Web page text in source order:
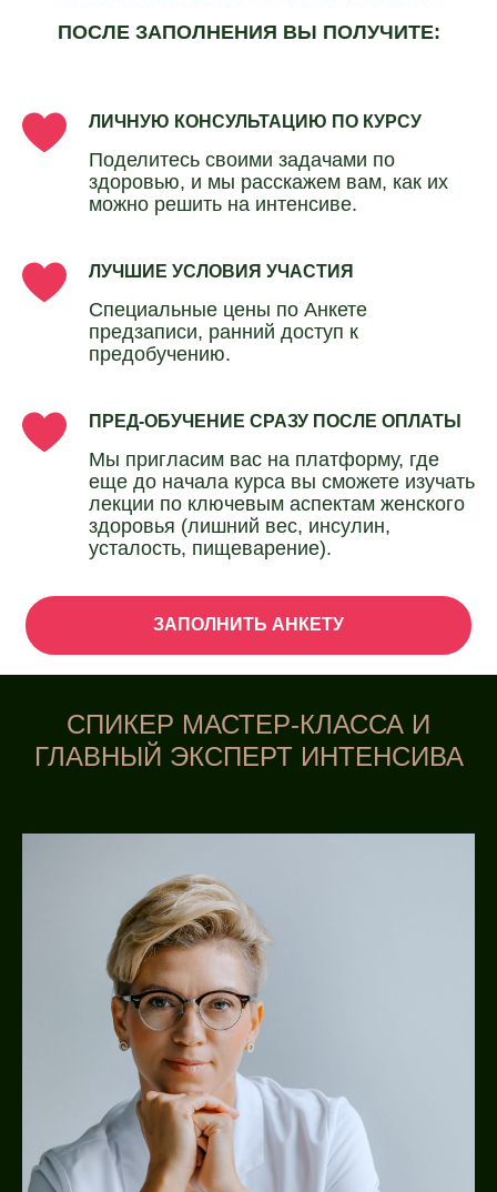
ПОСЛЕ ЗАПОЛНЕНИЯ ВЫ ПОЛУЧИТЕ:
ЛИЧНУЮ КОНСУЛЬТАЦИЮ ПО КУРСУ
Поделитесь своими задачами по
здоровью, и мы расскажем вам, как их
можно решить на интенсиве.
ЛУЧШИЕ УСЛОВИЯ УЧАСТИЯ
Специальные цены по Анкете
предзаписи, ранний доступ к
предобучению.
ПРЕД-ОБУЧЕНИЕ СРАЗУ ПОСЛЕ ОПЛАТЫ
Мы пригласим вас на платформу, где
еще до начала курса вы сможете изучать
лекции по ключевым аспектам женского
здоровья (лишний вес, инсулин,
усталость, пищеварение).
ЗАПОЛНИТЬ АНКЕТУ
СПИКЕР МАСТЕР-КЛАССА И
ГЛАВНЫЙ ЭКСПЕРТ ИНТЕНСИВА